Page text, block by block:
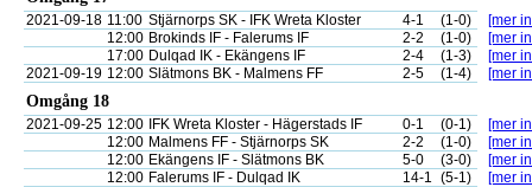
2021-09-18 11:00 Stjärnorps SK - IFK Wreta Kloster 4-1 (1-0)
[mer
12:00 Brokinds IF - Falerums IF 2-2 (1-0)
[mer
17:00 Dulqad IK - Ekängens IF 2-4 (1-3)
[mer
2021-09-19 12:00 Slätmons BK - Malmens FF 2-5 (1-4) [mer
Omgång 18
2021-09-25 12:00 IFK Wreta Kloster - Hägerstads IF 0-1 (0-1)
[mer
12:00 Malmens FF - Stjärnorps SK 2-2 (1-0)
[mer
12:00 Ekängens IF - Slätmons BK 5-0 (3-0)
[mer
12:00 Falerums IF - Dulqad IK 14-1 (5-1) [mer